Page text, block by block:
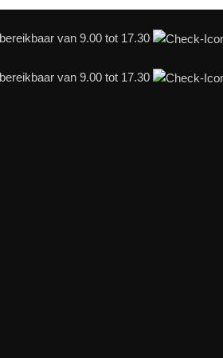
van 9.00 tot 17.30
van 9.00 tot 17.30